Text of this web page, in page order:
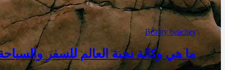
Beauty beaches
ما هي وكالة نخبة العالم للسفر